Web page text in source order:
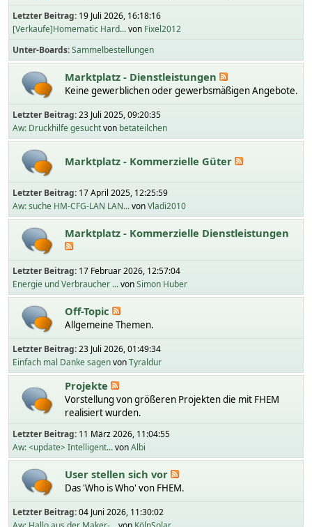
Letzter Beitrag: 19 Juli 2026, 16:18:16
[Verkaufe]Homematic Hard...von Fixel2012
Unter-Boards Sammelbestellungen
Marktplatz - Dienstleistungen
Keine gewerblichen oder gewerbsmäßigen Angebote.
Letzter Beitrag:23 Juli 2025, 09:20:35
Aw: Druckhilfe gesuchtvon betateilchen
Marktplatz - Kommerzielle Güter
Letzter Beitrag: 17 April 2025, 12:25:59
Aw: suche HM-CFG-LAN LAN...vonVladi2010
Marktplatz - Kommerzielle Dienstleistungen
Letzter Beitrag: 17 Februar 2026, 12:57:04
Energie und Verbraucher ...vonSimon Huber
Off-Topic
Allgemeine Themen.
Letzter Beitrag:23 Juli 2026, 01:49:34
Einfach mal Danke sagenvonTyraldur
Projekte
Vorstellung von größeren Projekten die mit FHEM
realisiert wurden.
Letzter Beitrag: 11 März 2026, 11:04:55
Aw: <update> Intelligent...vonAlbi
User stellen sich vor
Das 'Who is Who' von FHEM.
Letzter Beitrag:04 Juni 2026, 11:30:02